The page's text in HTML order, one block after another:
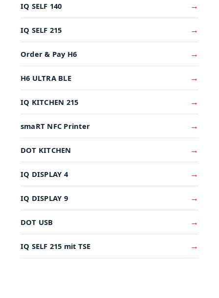
IQ SELF 140
IQ SELF 215
Order & Pay H6
H6 ULTRA BLE
IQ KITCHEN 215
smaRT NFC Printer
DOT KITCHEN
IQ DISPLAY 4
IQ DISPLAY 9
DOT USB
IQ SELF 215 mit TSE